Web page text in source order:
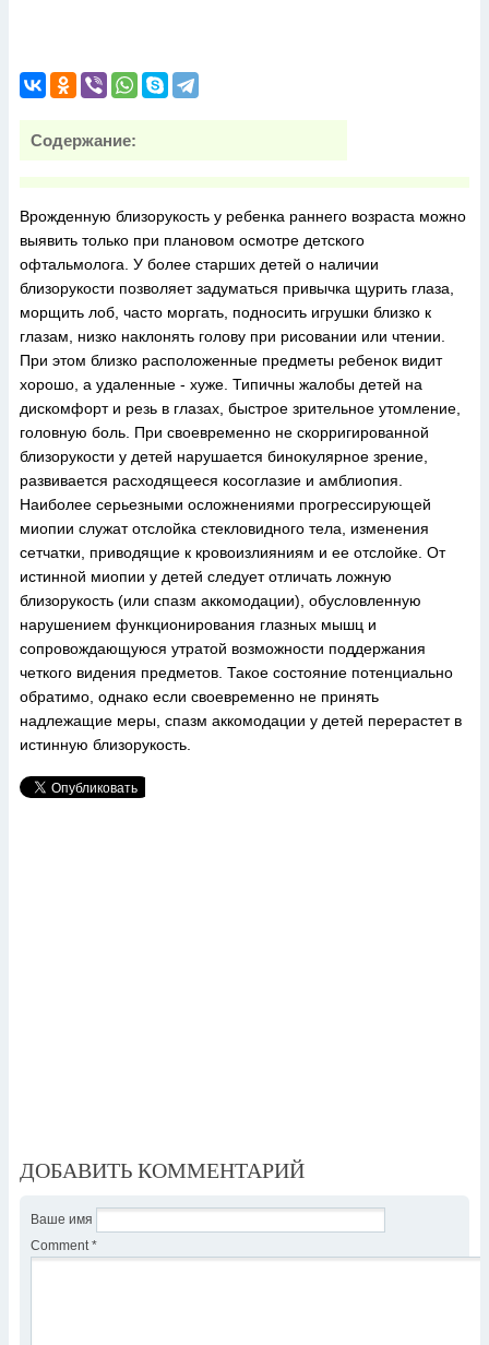
Содержание:
Врожденную близорукость у ребенка раннего возраста можно
выявить только при плановом осмотре детского
офтальмолога. У более старших детей о наличии
близорукости позволяет задуматься привычка щурить глаза,
морщить лоб, часто моргать, подносить игрушки близко к
глазам, низко наклонять голову при рисовании или чтении.
При этом близко расположенные предметы ребенок видит
хорошо, а удаленные - хуже. Типичны жалобы детей на
дискомфорт и резь в глазах, быстрое зрительное утомление,
головную боль. При своевременно не скорригированной
близорукости у детей нарушается бинокулярное зрение,
развивается расходящееся косоглазие и амблиопия.
Наиболее серьезными осложнениями прогрессирующей
миопии служат отслойка стекловидного тела, изменения
сетчатки, приводящие к кровоизлияниям и ее отслойке. От
истинной миопии у детей следует отличать ложную
близорукость (или спазм аккомодации), обусловленную
нарушением функционирования глазных мышц и
сопровождающуюся утратой возможности поддержания
четкого видения предметов. Такое состояние потенциально
обратимо, однако если своевременно не принять
надлежащие меры, спазм аккомодации у детей перерастет в
истинную близорукость.
ДОБАВИТЬ КОММЕНТАРИЙ
Ваше имя
Comment *